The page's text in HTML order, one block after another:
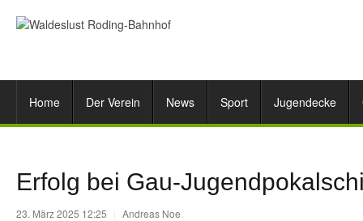
Home Der Verein News Sport Jugendecke
Erfolg bei Gau-
23. März 2025 12:25 Andreas Noe